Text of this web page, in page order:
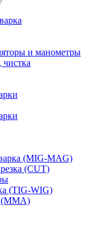
и манометры
чистка
(MIG-MAG)
(CUT)
(TIG-WIG)
(MMA)